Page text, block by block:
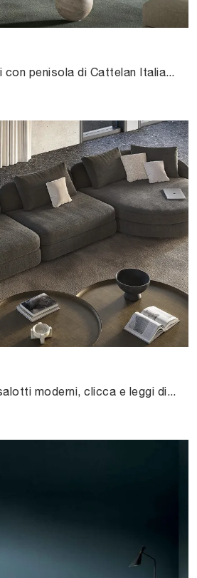
Con salotti e divani con penisola di Cattelan Italia come il modello Douglas in tessuto, potrai completare il tuo progetto d'arredo.
Se vuoi divani per salotti moderni, clicca e leggi di più sul modello Craig in tessuto del brand Cattelan Italia.